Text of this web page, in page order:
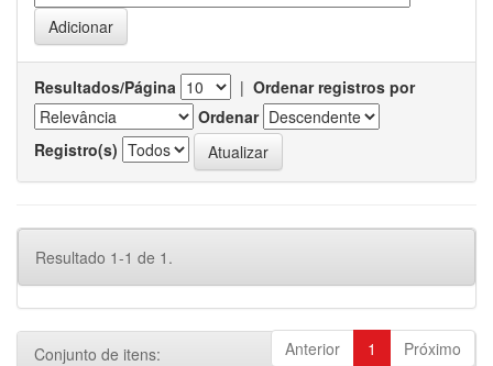
Resultados/Página | Ordenar registros por
Ordenar
Registro(s)
Resultado 1-1 de 1.
Anterior 1 Próximo
Conjunto de itens: